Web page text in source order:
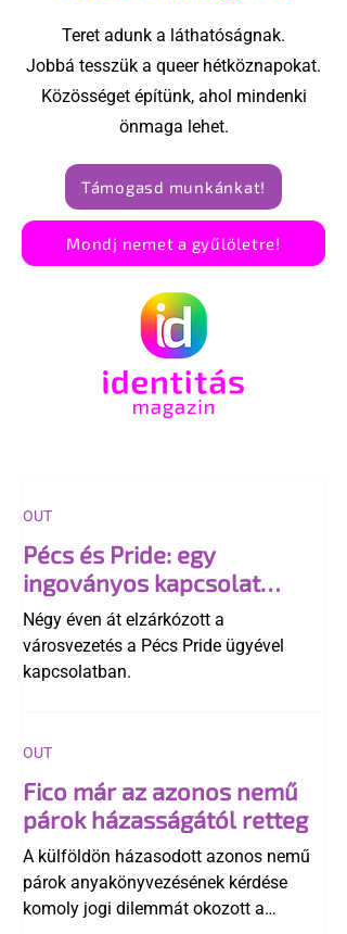
Teret adunk a láthatóságnak.
Jobbá tesszük a queer hétköznapokat.
Közösséget építünk, ahol mindenki
önmaga lehet.
Támogasd munkánkat!
Mondj nemet a gyűlöletre!
Pécs és Pride: egy
ingoványos kapcsolat
története
Négy éven át elzárkózott a
városvezetés a Pécs Pride ügyével
kapcsolatban.
OUT
Fico már az azonos nemű
párok házasságától retteg
A külföldön házasodott azonos nemű
párok anyakönyvezésének kérdése
komoly jogi dilemmát okozott a
OUT